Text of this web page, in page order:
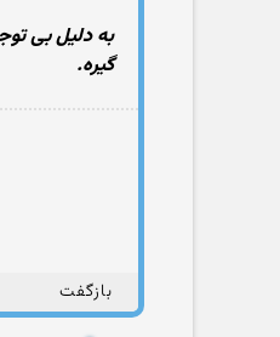
به دلیل بی
گیره.
بازگفت